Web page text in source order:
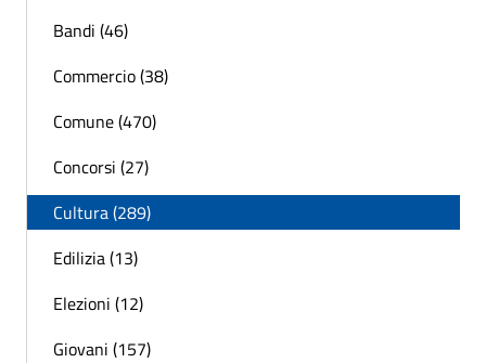
Bandi (46)
Commercio (38)
Comune (470)
Concorsi (27)
Cultura (289)
Edilizia (13)
Elezioni (12)
Giovani (157)